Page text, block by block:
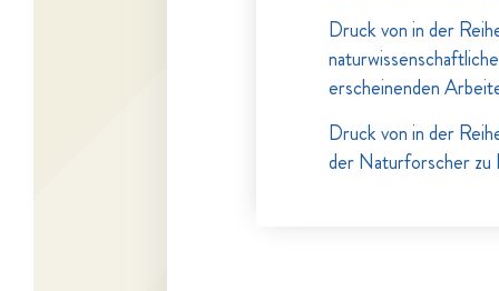
Druck von in der
erscheinenden
Druck von in der
der Naturforscher zu